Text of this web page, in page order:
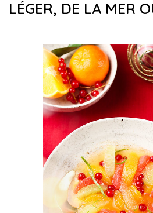
LÉGER, DE LA MER